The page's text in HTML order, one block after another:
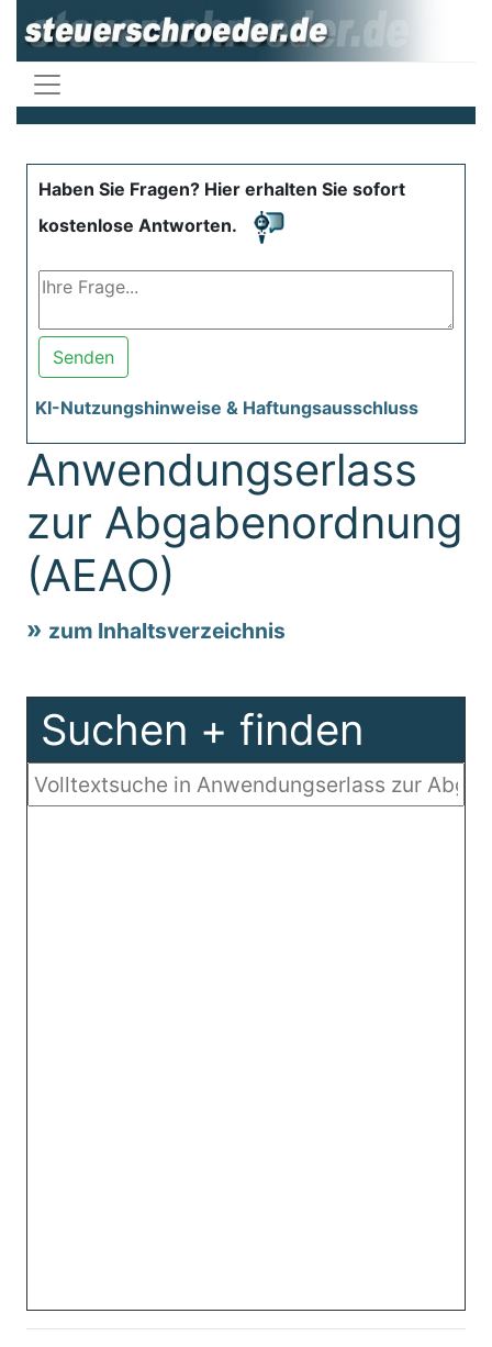
Haben Sie Fragen? Hier erhalten Sie sofort
kostenlose Antworten.
Senden
KI-Nutzungshinweise & Haftungsausschluss
Anwendungserlass
zur Abgabenordnung
(AEAO)
zum Inhaltsverzeichnis
Suchen + finden